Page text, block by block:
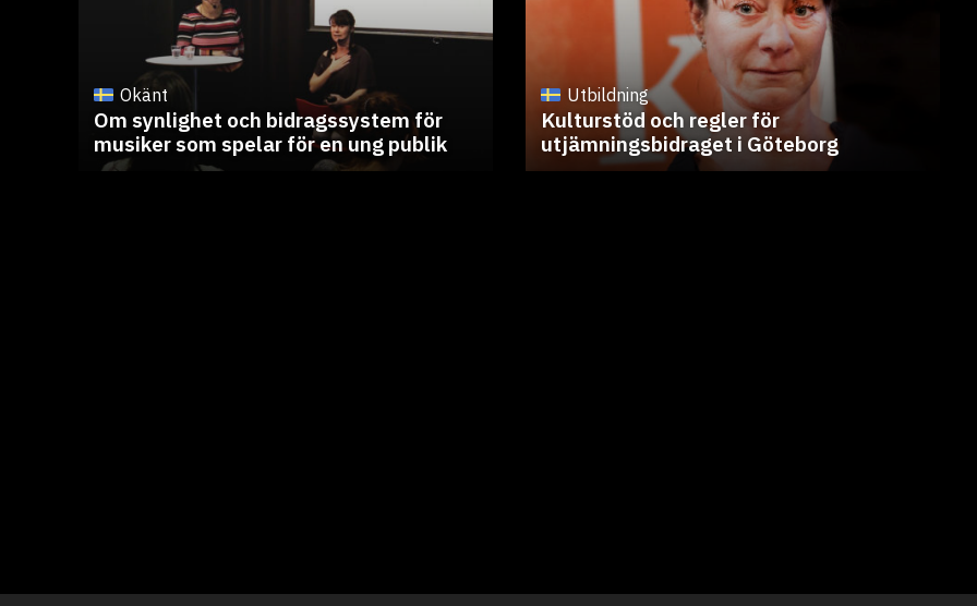
Okänt
Om synlighet och bidragssystem för
musiker som spelar för en ung publik
Utbildning
Kulturstöd och regler för
utjämningsbidraget i Göteborg